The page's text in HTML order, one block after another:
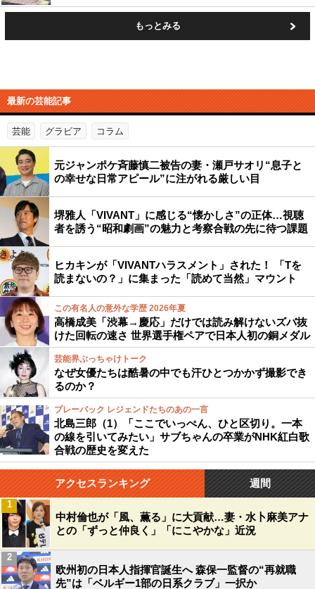
もっとみる
最新の芸能記事
芸能 グラビア コラム
元ジャンポケ斉藤慎二被告の妻・瀬戸サオリ“息子と
の幸せな日常アピール”に注がれる厳しい目
堺雅人「VIVANT」に感じる“懐かしさ”の正体…視聴
者を誘う“昭和劇画”の魅力と考察合戦の先に待つ課題
ヒカキンが「VIVANTハラスメント」された！ 「Tを
読まないの？」に集まった「読めて当然」マウント
この有名人の意外な学歴 2026年夏
高橋成美「渋幕→慶応」だけでは読み解けないズバ抜
けた回転の速さ 世界選手権ペアで日本人初の銅メダル
芸能界ぶっちゃけトーク
なぜ女優たちは酷暑の中でも汗ひとつかかず撮影でき
るのか？
プレーバック レジェンドたちのあの一言
北島三郎（1）「ここでいっぺん、ひと区切り。一本
の線を引いてみたい」サブちゃんの卒業がNHK紅白歌
合戦の歴史を変えた
アクセスランキング 週間
中村倫也が「風、薫る」に大貢献…妻・水卜麻美アナ
との「ずっと仲良く」「にこやかな」近況
1
欧州初の日本人指揮官誕生へ 森保一監督の“再就職
先”は「ベルギー1部の日系クラブ」一択か
2